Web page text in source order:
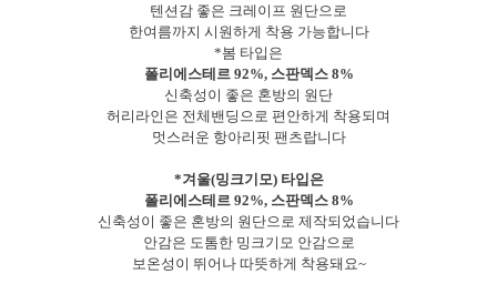
텐션감 좋은 크레이프 원단으로
한여름까지 시원하게 착용 가능합니다
*봄 타입은
폴리에스테르 92%, 스판덱스 8%
신축성이 좋은 혼방의 원단
허리라인은 전체밴딩으로 편안하게 착용되며
멋스러운 항아리핏 팬츠랍니다
*겨울(밍크기모) 타입은
폴리에스테르 92%, 스판덱스 8%
신축성이 좋은 혼방의 원단으로 제작되었습니다
안감은 도톰한 밍크기모 안감으로
보온성이 뛰어나 따뜻하게 착용돼요~